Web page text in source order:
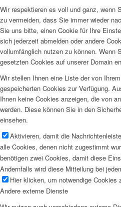
Wir respektieren es voll und ganz, wenn
zu vermeiden, dass Sie immer wieder
Sie uns bitte, einen Cookie für Ihre
sich jederzeit abmelden oder andere
vollumfänglich nutzen zu können. Wenn
gesetzten Cookies auf unserer Domain
Wir stellen Ihnen eine Liste der von
gespeicherten Cookies zur Verfügung.
Ihnen keine Cookies anzeigen, die von
werden. Diese können Sie in den
einsehen.
Aktivieren, damit die
alle Cookies, denen nicht zugestimmt
benötigen zwei Cookies, damit diese
Andernfalls wird diese Mitteilung bei
Hier klicken, um notwendige Cookies
Andere externe Dienste